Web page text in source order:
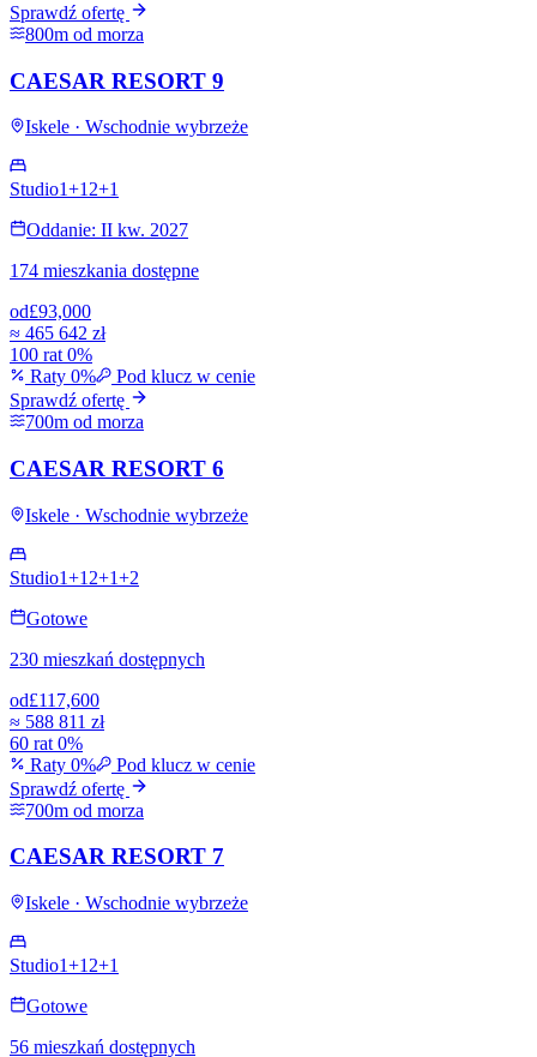
Sprawdź ofertę
800m od morza
CAESAR RESORT 9
Iskele · Wschodnie wybrzeże
Studio1+1 2+1
Oddanie: II kw. 2027
174 mieszkania dostępne
od£93,000
≈ 465 642 zł
100 rat 0%
Raty 0%
Pod klucz w cenie
Sprawdź ofertę
700m od morza
CAESAR RESORT 6
Iskele · Wschodnie wybrzeże
Studio1+1 2+1+2
Gotowe
230 mieszkań dostępnych
od£117,600
≈ 588 811 zł
60 rat 0%
Raty 0%
Pod klucz w cenie
Sprawdź ofertę
700m od morza
CAESAR RESORT 7
Iskele · Wschodnie wybrzeże
Studio1+1 2+1
Gotowe
56 mieszkań dostępnych